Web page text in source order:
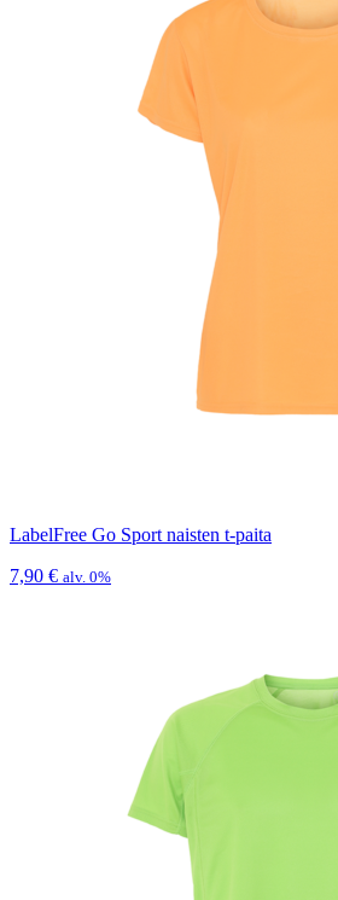
LabelFree Go Sport naisten t-paita
7,90 € alv. 0%